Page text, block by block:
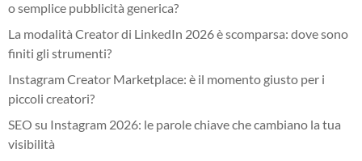
o semplice pubblicità generica?
La modalità Creator di LinkedIn 2026 è scomparsa: dove sono
finiti gli strumenti?
Instagram Creator Marketplace: è il momento giusto per i
piccoli creatori?
SEO su Instagram 2026: le parole chiave che cambiano la tua
visibilità